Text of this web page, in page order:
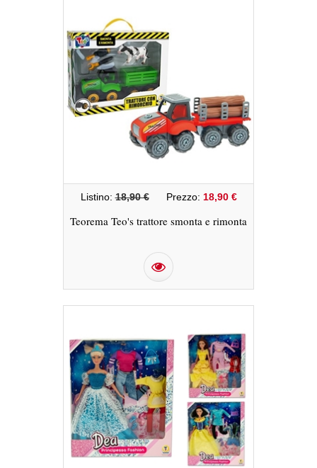
Listino:18,90 €Prezzo: 18,90 €
Teorema Teo's trattore smonta e rimonta